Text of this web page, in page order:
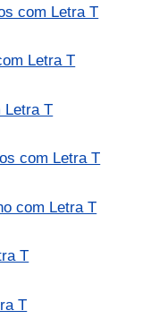
com Letra T
Letra T
Letra T
com Letra T
com Letra T
T
T